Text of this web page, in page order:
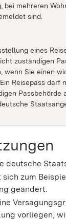
bei mehreren
sind.
eines
zuständigen
wenn Sie einen
Reisepass darf
Passbehörde
deutsche
sich zum
geändert.
vorliegen,